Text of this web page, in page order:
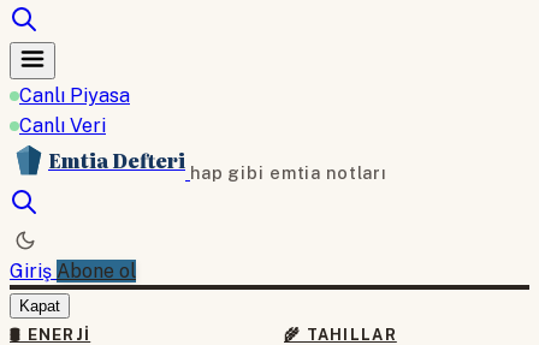
Canlı Piyasa
Canlı Veri
Emtia Defteri hap gibi emtia notları
Giriş Abone ol
Kapat
🛢 ENERJI
🌾 TAHILLAR